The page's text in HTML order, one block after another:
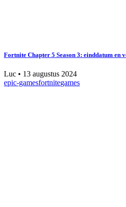
Fortnite Chapter 5 Season 3: einddatum en
Luc • 13 augustus 2024
epic-gamesfortnitegames